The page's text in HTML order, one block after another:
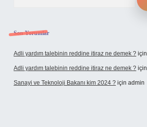
Son Yorumlar
Adli yardım talebinin reddine itiraz ne demek ? için
Adli yardım talebinin reddine itiraz ne demek ? için
Sanayi ve Teknoloji Bakanı kim 2024 ? için admin